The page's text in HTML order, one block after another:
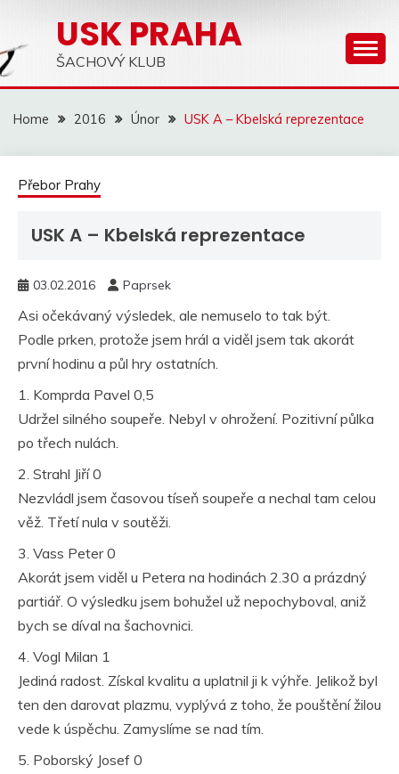
content
USK PRAHA
ŠACHOVÝ KLUB
Home 2016 Únor USK A – Kbelská reprezentace
Přebor Prahy
USK A – Kbelská reprezentace
03.02.2016 Paprsek
Asi očekávaný výsledek, ale nemuselo to tak být.
Podle prken, protože jsem hrál a viděl jsem tak akorát
první hodinu a půl hry ostatních.
1. Komprda Pavel 0,5
Udržel silného soupeře. Nebyl v ohrožení. Pozitivní půlka
po třech nulách.
2. Strahl Jiří 0
Nezvládl jsem časovou tíseň soupeře a nechal tam celou
věž. Třetí nula v soutěži.
3. Vass Peter 0
Akorát jsem viděl u Petera na hodinách 2.30 a prázdný
partiář. O výsledku jsem bohužel už nepochyboval, aniž
bych se díval na šachovnici.
4. Vogl Milan 1
Jediná radost. Získal kvalitu a uplatnil ji k výhře. Jelikož byl
ten den darovat plazmu, vyplývá z toho, že pouštění žilou
vede k úspěchu. Zamyslíme se nad tím.
5. Poborský Josef 0